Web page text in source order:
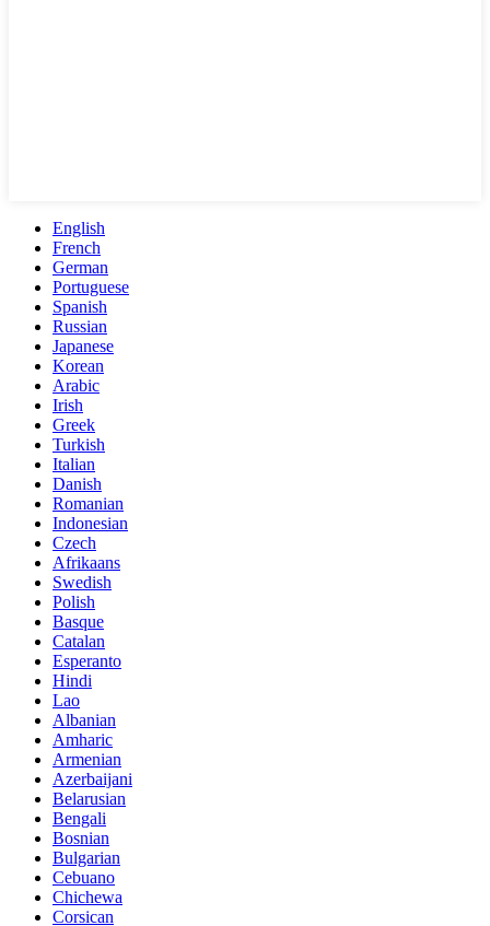
English
French
German
Portuguese
Spanish
Russian
Japanese
Korean
Arabic
Irish
Greek
Turkish
Italian
Danish
Romanian
Indonesian
Czech
Afrikaans
Swedish
Polish
Basque
Catalan
Esperanto
Hindi
Lao
Albanian
Amharic
Armenian
Azerbaijani
Belarusian
Bengali
Bosnian
Bulgarian
Cebuano
Chichewa
Corsican